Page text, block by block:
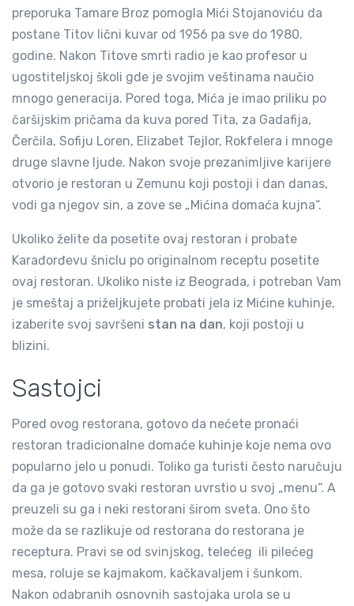
preporuka Tamare Broz pomogla Mići Stojanoviću da
postane Titov lični kuvar od 1956 pa sve do 1980.
godine. Nakon Titove smrti radio je kao profesor u
ugostiteljskoj školi gde je svojim veštinama naučio
mnogo generacija. Pored toga, Mića je imao priliku po
čaršijskim pričama da kuva pored Tita, za Gadafija,
Čerčila, Sofiju Loren, Elizabet Tejlor, Rokfelera i mnoge
druge slavne ljude. Nakon svoje prezanimljive karijere
otvorio je restoran u Zemunu koji postoji i dan danas,
vodi ga njegov sin, a zove se „Mićina domaća kujna“.
Ukoliko želite da posetite ovaj restoran i probate
Karađorđevu šniclu po originalnom receptu posetite
ovaj restoran. Ukoliko niste iz Beograda, i potreban Vam
je smeštaj a priželjkujete probati jela iz Mićine kuhinje,
izaberite svoj savršeni stan na dan, koji postoji u
blizini.
Sastojci
Pored ovog restorana, gotovo da nećete pronaći
restoran tradicionalne domaće kuhinje koje nema ovo
popularno jelo u ponudi. Toliko ga turisti često naručuju
da ga je gotovo svaki restoran uvrstio u svoj „menu“. A
preuzeli su ga i neki restorani širom sveta. Ono što
može da se razlikuje od restorana do restorana je
receptura. Pravi se od svinjskog, telećeg ili pilećeg
mesa, roluje se kajmakom, kačkavaljem i šunkom.
Nakon odabranih osnovnih sastojaka urola se u